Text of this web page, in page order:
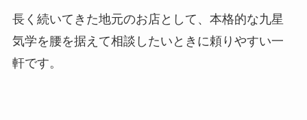
長く続いてきた地元のお店として、本格的な九星
気学を腰を据えて相談したいときに頼りやすい一
軒です。